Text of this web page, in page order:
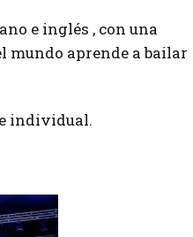
e inglés , con una
mundo aprende a bailar
individual.